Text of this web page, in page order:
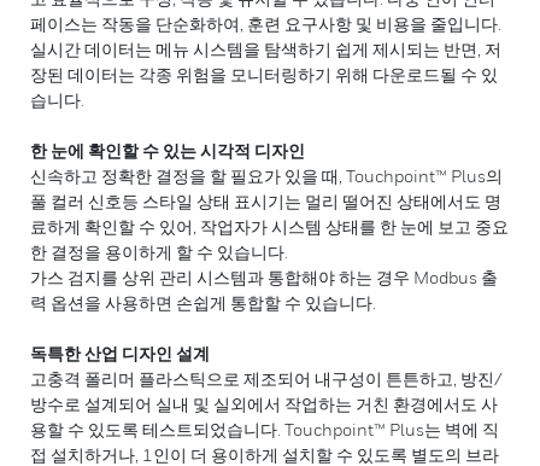
페이스는 작동을 단순화하여, 훈련 요구사항 및 비용을 줄입니다.
실시간 데이터는 메뉴 시스템을 탐색하기 쉽게 제시되는 반면, 저
장된 데이터는 각종 위험을 모니터링하기 위해 다운로드될 수 있
습니다.
한 눈에 확인할 수 있는 시각적 디자인
신속하고 정확한 결정을 할 필요가 있을 때, Touchpoint™ Plus의
풀 컬러 신호등 스타일 상태 표시기는 멀리 떨어진 상태에서도 명
료하게 확인할 수 있어, 작업자가 시스템 상태를 한 눈에 보고 중요
한 결정을 용이하게 할 수 있습니다.
가스 검지를 상위 관리 시스템과 통합해야 하는 경우 Modbus 출
력 옵션을 사용하면 손쉽게 통합할 수 있습니다.
독특한 산업 디자인 설계
고충격 폴리머 플라스틱으로 제조되어 내구성이 튼튼하고, 방진/
방수로 설계되어 실내 및 실외에서 작업하는 거친 환경에서도 사
용할 수 있도록 테스트되었습니다. Touchpoint™ Plus는 벽에 직
접 설치하거나, 1인이 더 용이하게 설치할 수 있도록 별도의 브라